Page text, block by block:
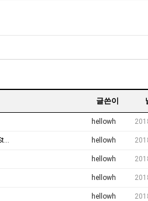
글쓴이
hellowh
hellowh
hellowh
hellowh
hellowh